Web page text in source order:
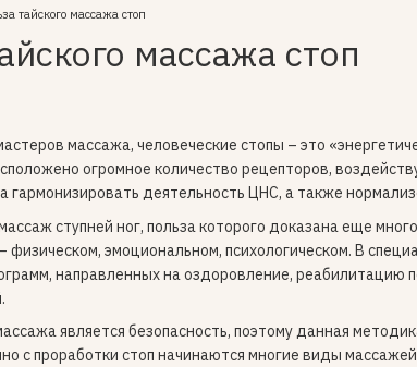
тайского массажа стоп
массажа стоп
массажа, человеческие стопы – это
огромное количество рецепторов,
гармонизировать деятельность ЦНС, а также
ступней ног, польза которого доказана еще
физическом, эмоциональном, психологическом. В
направленных на оздоровление,
является безопасность, поэтому данная
с проработки стоп начинаются многие виды